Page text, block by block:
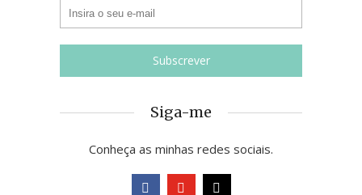
Siga-me
Conheça as minhas redes sociais.